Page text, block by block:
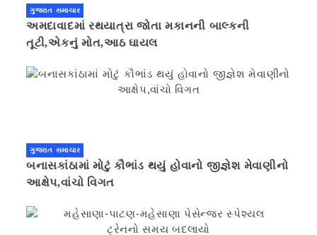
ગુજરાત સમાચાર
અમદાવાદમાં રથયાત્રા જોતા મકાનની બાલ્કની
તૂટી,એકનું મોત,આઠ ઘાયલ
ગુજરાત સમાચાર
બનાસકાંઠામાં મોટું કૌભાંડ થયું હોવાનો જીજ્ઞેશ મેવાણીનો
આક્ષેપ,વાંચો વિગત